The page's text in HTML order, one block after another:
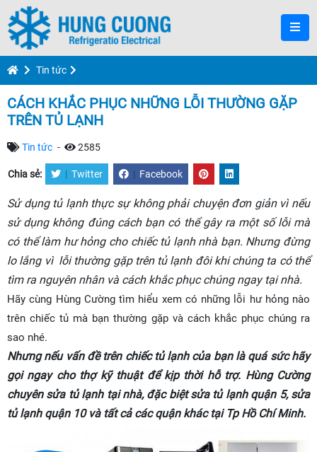
Tin tức
CÁCH KHẮC PHỤC NHỮNG LỖI THƯỜNG GẶP
TRÊN TỦ LẠNH
Tin tức - 2585
Chia sẻ: | Twitter | Facebook
Sử dụng tủ lạnh thực sự không phải chuyện đơn giản vì nếu
sử dụng không đúng cách bạn có thể gây ra một số lỗi mà
có thể làm hư hỏng cho chiếc tủ lạnh nhà bạn. Nhưng đừng
lo lắng vì lỗi thường gặp trên tủ lạnh đôi khi chúng ta có thể
tìm ra nguyên nhân và cách khắc phục chúng ngay tại nhà.
Hãy cùng Hùng Cường tìm hiểu xem có những lỗi hư hỏng nào
trên chiếc tủ mà bạn thường gặp và cách khắc phục chúng ra
sao nhé.
Nhưng nếu vấn đề trên chiếc tủ lạnh của bạn là quá sức hãy
gọi ngay cho thợ kỹ thuật để kịp thời hỗ trợ. Hùng Cường
chuyên sửa tủ lạnh tại nhà, đặc biệt sửa tủ lạnh quận 5, sửa
tủ lạnh quận 10và tất cả các quận khác tại Tp Hồ Chí Minh.